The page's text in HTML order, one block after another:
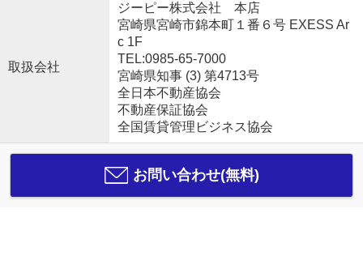
取扱会社
ジーピー株式会社 本店
宮崎県宮崎市錦本町１番６号 EXESS Ar
c 1F
TEL:0985-65-7000
宮崎県知事 (3) 第4713号
全日本不動産協会
不動産保証協会
全国賃貸管理ビジネス協会
お問い合わせ(無料)